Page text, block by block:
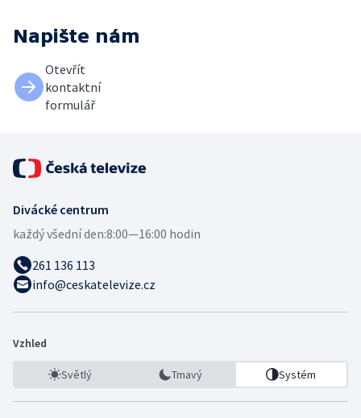
Napište nám
Otevřít
kontaktní
formulář
Divácké centrum
každý všední den:8:00—16:00 hodin
261 136 113
info@ceskatelevize.cz
Vzhled
Světlý Tmavý Systém